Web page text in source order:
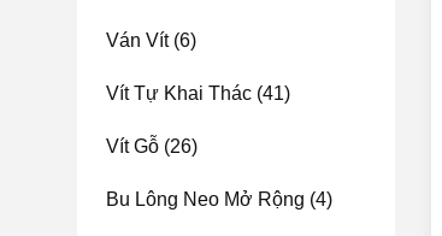
Ván Vít(6)
Vít Tự Khai Thác (41)
Vít Gỗ (26)
Bu Lông Neo Mở Rộng (4)